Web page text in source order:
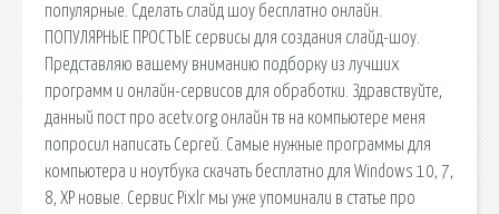
популярные. Сделать слайд шоу бесплатно онлайн.
ПОПУЛЯРНЫЕ ПРОСТЫЕ сервисы для создания слайд-шоу.
Представляю вашему вниманию подборку из лучших
программ и онлайн-сервисов для обработки. Здравствуйте,
данный пост про acetv.org онлайн тв на компьютере меня
попросил написать Сергей. Самые нужные программы для
компьютера и ноутбука скачать бесплатно для Windows 10, 7,
8, XP новые. Сервис Pixlr мы уже упоминали в статье про